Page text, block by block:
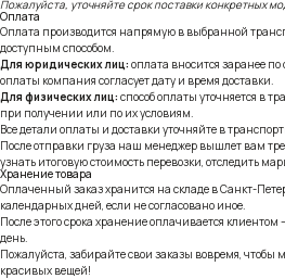
Пожалуйста, уточняйте срок поставки конкретных
Оплата
Оплата производится напрямую в выбранной
доступным способом.
Для юридических лиц: оплата вносится заранее по
оплаты компания согласует дату и время доставки.
Для физических лиц: способ оплаты уточняется в
при получении или по их условиям.
Все детали оплаты и доставки уточняйте в
После отправки груза наш менеджер вышлет вам
узнать итоговую стоимость перевозки, отследить
Хранение товара
Оплаченный заказ хранится на складе в Санкт-
календарных дней, если не согласовано иное.
После этого срока хранение оплачивается
день.
Пожалуйста, забирайте свои заказы вовремя,
красивых вещей!